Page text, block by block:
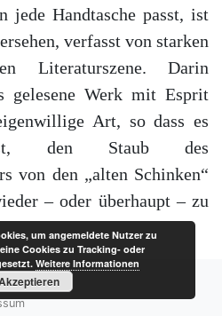
jede Handtasche passt, ist
verfasst von starken
Literaturszene. Darin
gelesene Werk mit Esprit
Art, so dass es
den Staub des
von den „alten Schinken“
– oder überhaupt – zu
Blog
um angemeldete Nutzer zu
Cookies zu Tracking- oder
Weitere Informationen